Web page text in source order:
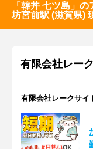
「韓丼 七ツ島」
坊宮前駅 (滋賀県)
有限会社レー
有限会社レークサイ